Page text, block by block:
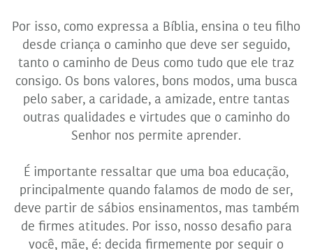
Por isso, como expressa a Bíblia, ensina o teu filho
desde criança o caminho que deve ser seguido,
tanto o caminho de Deus como tudo que ele traz
consigo. Os bons valores, bons modos, uma busca
pelo saber, a caridade, a amizade, entre tantas
outras qualidades e virtudes que o caminho do
Senhor nos permite aprender.
É importante ressaltar que uma boa educação,
principalmente quando falamos de modo de ser,
deve partir de sábios ensinamentos, mas também
de firmes atitudes. Por isso, nosso desafio para
você, mãe, é: decida firmemente por seguir o